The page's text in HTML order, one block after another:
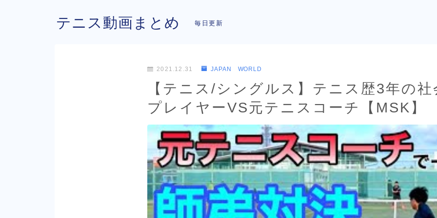
テニス動画まとめ 毎日更新
2021.12.31 JAPAN WORLD
【テニス/シングルス】テニス歴3年の
プレイヤーVS元テニスコーチ【MSK】